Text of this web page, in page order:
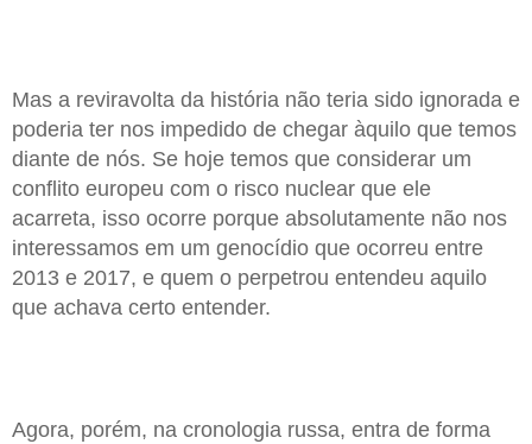
Mas a reviravolta da história não teria sido ignorada e
poderia ter nos impedido de chegar àquilo que temos
diante de nós. Se hoje temos que considerar um
conflito europeu com o risco nuclear que ele
acarreta, isso ocorre porque absolutamente não nos
interessamos em um genocídio que ocorreu entre
2013 e 2017, e quem o perpetrou entendeu aquilo
que achava certo entender.
Agora, porém, na cronologia russa, entra de forma